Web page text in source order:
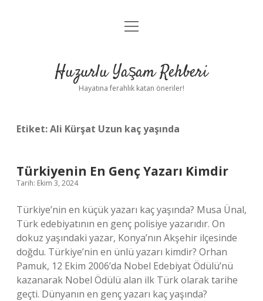
Anasayfa
Yasal Uyarı
menüyü
Huzurlu Yaşam Rehberi
Hayatına ferahlık katan öneriler!
Etiket:Ali Kürşat Uzun kaç yaşında
Türkiyenin En Genç Yazarı Kimdir
Tarih: Ekim 3, 2024
Türkiye’nin en küçük yazarı kaç yaşında? Musa Ünal,
Türk edebiyatının en genç polisiye yazarıdır. On
dokuz yaşındaki yazar, Konya’nın Akşehir ilçesinde
doğdu. Türkiye’nin en ünlü yazarı kimdir? Orhan
Pamuk, 12 Ekim 2006’da Nobel Edebiyat Ödülü’nü
kazanarak Nobel Ödülü alan ilk Türk olarak tarihe
geçti. Dünyanın en genç yazarı kaç yaşında?